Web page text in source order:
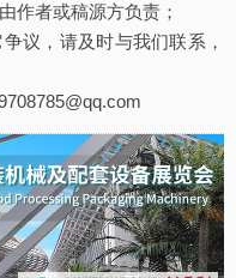
作者或稿源方负责；
议，请及时与我们联系，